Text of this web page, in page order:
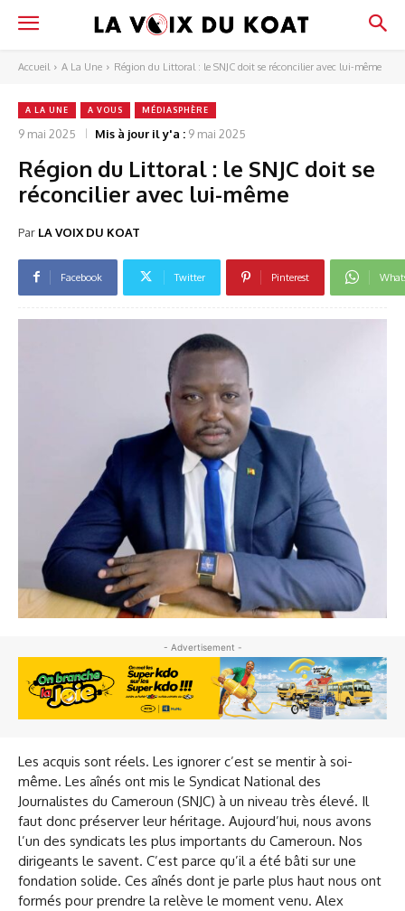
Accueil A La Une Région du Littoral : le SNJC doit se réconcilier avec lui-même
A LA UNE A VOUS MÉDIASPHÈRE
9 mai 2025 Mis à jour il y'a : 9 mai 2025
Région du Littoral : le SNJC doit se
réconcilier avec lui-même
Par LA VOIX DU KOAT
Facebook Twitter Pinterest
- Advertisement -
Les acquis sont réels. Les ignorer c’est se mentir à soi-
même. Les aînés ont mis le Syndicat National des
Journalistes du Cameroun (SNJC) à un niveau très élevé. Il
faut donc préserver leur héritage. Aujourd’hui, nous avons
l’un des syndicats les plus importants du Cameroun. Nos
dirigeants le savent. C’est parce qu’il a été bâti sur une
fondation solide. Ces aînés dont je parle plus haut nous ont
formés pour prendre la relève le moment venu. Alex